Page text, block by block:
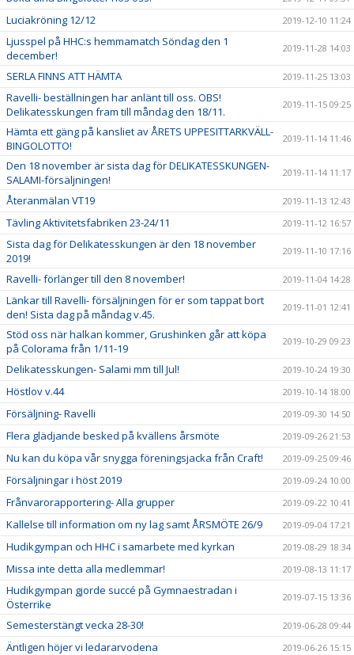
Luciakröning 12/12 2019-12-10 11:24
Ljusspel på HHC:s hemmamatch Söndag den 1
december!
2019-11-28 14:03
SERLA FINNS ATT HÄMTA 2019-11-25 13:03
Ravelli- beställningen har anlänt till oss. OBS!
Delikatesskungen fram till måndag den 18/11.
2019-11-15 09:25
Hämta ett gäng på kansliet av ÅRETS UPPESITTARKVÄLL-
BINGOLOTTO!
2019-11-14 11:46
Den 18 november är sista dag för DELIKATESSKUNGEN-
SALAMI-försäljningen!
2019-11-14 11:17
Återanmälan VT19 2019-11-13 12:43
Tävling Aktivitetsfabriken 23-24/11 2019-11-12 16:57
Sista dag för Delikatesskungen är den 18 november
2019!
2019-11-10 17:16
Ravelli- förlänger till den 8 november! 2019-11-04 14:28
Länkar till Ravelli- försäljningen för er som tappat bort
den! Sista dag på måndag v.45.
2019-11-01 12:41
Stöd oss när halkan kommer, Grushinken går att köpa
på Colorama från 1/11-19
2019-10-29 09:23
Delikatesskungen- Salami mm till Jul! 2019-10-24 19:30
Höstlov v.44 2019-10-14 18:00
Försäljning- Ravelli 2019-09-30 14:50
Flera glädjande besked på kvällens årsmöte 2019-09-26 21:53
Nu kan du köpa vår snygga föreningsjacka från Craft! 2019-09-25 09:46
Försäljningar i höst 2019 2019-09-24 10:00
Frånvarorapportering- Alla grupper 2019-09-22 10:41
Kallelse till information om ny lag samt ÅRSMÖTE 26/9 2019-09-04 17:21
Hudikgympan och HHC i samarbete med kyrkan 2019-08-29 18:34
Missa inte detta alla medlemmar! 2019-08-13 11:17
Hudikgympan gjorde succé på Gymnaestradan i
Österrike
2019-07-15 13:36
Semesterstängt vecka 28-30! 2019-06-28 09:44
Äntligen höjer vi ledararvodena 2019-06-26 15:15